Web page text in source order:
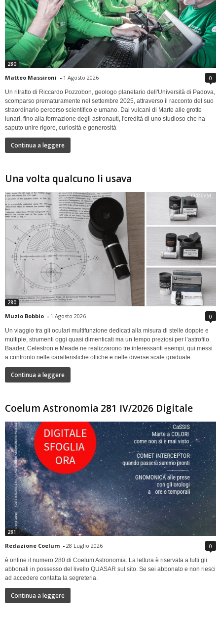
280
Matteo Massironi - 1 Agosto 2026 0
Un ritratto di Riccardo Pozzobon, geologo planetario dell'Università di Padova,
scomparso prematuramente nel settembre 2025, attraverso il racconto del suo
straordinario percorso scientifico e umano. Dai vulcani di Marte alle grotte
lunari, fino alla formazione degli astronauti, l'eredità di uno studioso che ha
saputo unire rigore, curiosità e generosità
Continua a leggere
Una volta qualcuno li usava
280
Muzio Bobbio - 1 Agosto 2026 0
Un viaggio tra gli oculari multifunzione dedicati alla misura di stelle doppie e
multiple, strumenti oggi quasi dimenticati ma un tempo preziosi per l’astrofilo.
Baader, Celestron e Meade ne realizzarono tre interessanti esempi, qui messi
a confronto nelle caratteristiche ottiche e nelle diverse scale graduate.
Continua a leggere
Coelum Astronomia 281 IV/2026 Digitale
281
Redazione Coelum - 28 Luglio 2026 0
è online il numero 280 di Coelum Astronomia. La lettura è riservata a tutti gli
abbonati in possesso del livello QUASAR sul sito. Se sei abbonato e non riesci
ad accedere contatta la segreteria.
Continua a leggere